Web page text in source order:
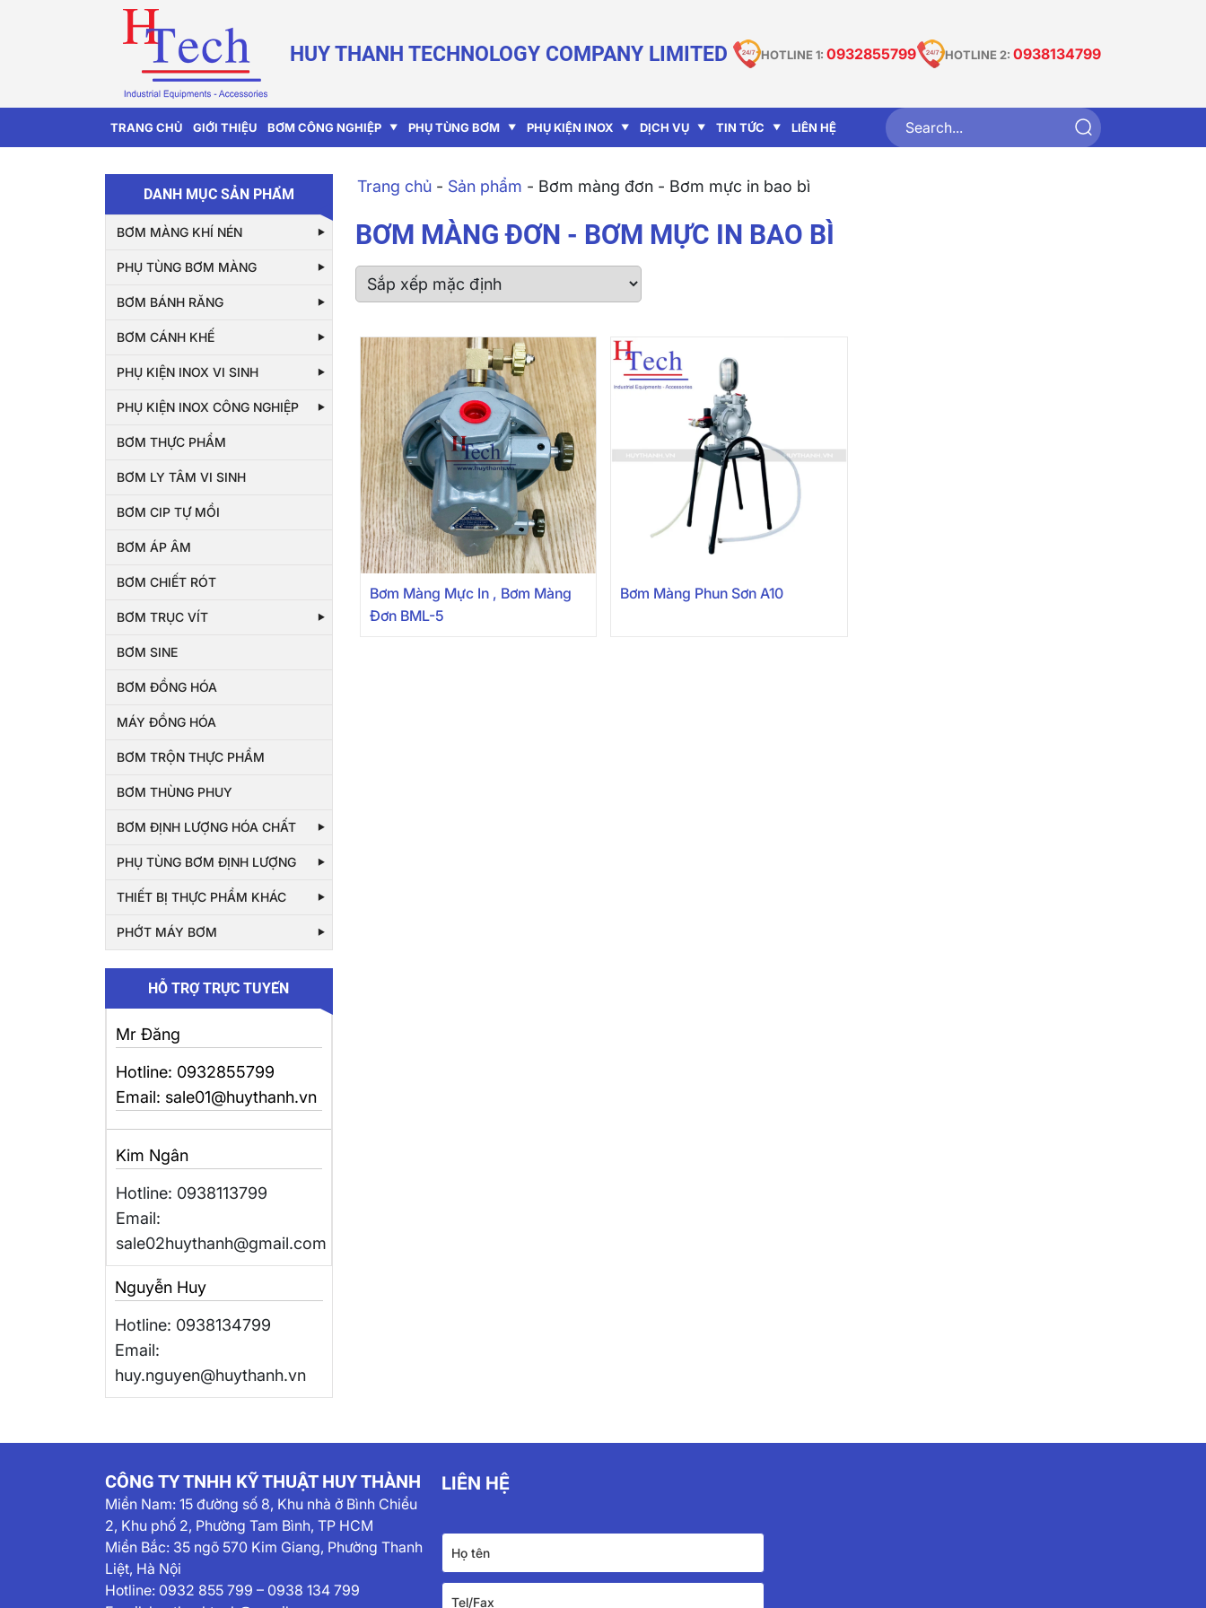
HUY THANH TECHNOLOGY COMPANY LIMITED HOTLINE 1: 0932855799 HOTLINE 2: 0938134799
TRANG CHỦ GIỚI THIỆU BƠM CÔNG NGHIỆP PHỤ TÙNG BƠM PHỤ KIỆN INOX DỊCH VỤ TIN TỨC LIÊN HỆ
DANH MỤC SẢN PHẨM
BƠM MÀNG KHÍ NÉN
PHỤ TÙNG BƠM MÀNG
BƠM BÁNH RĂNG
BƠM CÁNH KHẾ
PHỤ KIỆN INOX VI SINH
PHỤ KIỆN INOX CÔNG NGHIỆP
BƠM THỰC PHẨM
BƠM LY TÂM VI SINH
BƠM CIP TỰ MỒI
BƠM ÁP ÂM
BƠM CHIẾT RÓT
BƠM TRỤC VÍT
BƠM SINE
BƠM ĐỒNG HÓA
MÁY ĐỒNG HÓA
BƠM TRỘN THỰC PHẨM
BƠM THÙNG PHUY
BƠM ĐỊNH LƯỢNG HÓA CHẤT
PHỤ TÙNG BƠM ĐỊNH LƯỢNG
THIẾT BỊ THỰC PHẨM KHÁC
PHỚT MÁY BƠM
HỖ TRỢ TRỰC TUYẾN
Mr Đăng
Hotline: 0932855799
Email: sale01@huythanh.vn
Kim Ngân
Hotline: 0938113799
Email:
sale02huythanh@gmail.com
Nguyễn Huy
Hotline: 0938134799
Email:
huy.nguyen@huythanh.vn
Trang chủ - Sản phẩm - Bơm màng đơn - Bơm mực in bao bì
BƠM MÀNG ĐƠN - BƠM MỰC IN BAO BÌ
Bơm Màng Mực In , Bơm Màng
Đơn BML-5
Bơm Màng Phun Sơn A10
CÔNG TY TNHH KỸ THUẬT HUY THÀNH
Miền Nam: 15 đường số 8, Khu nhà ở Bình Chiểu
2, Khu phố 2, Phường Tam Bình, TP HCM
Miền Bắc: 35 ngõ 570 Kim Giang, Phường Thanh
Liệt, Hà Nội
Hotline: 0932 855 799 – 0938 134 799
LIÊN HỆ